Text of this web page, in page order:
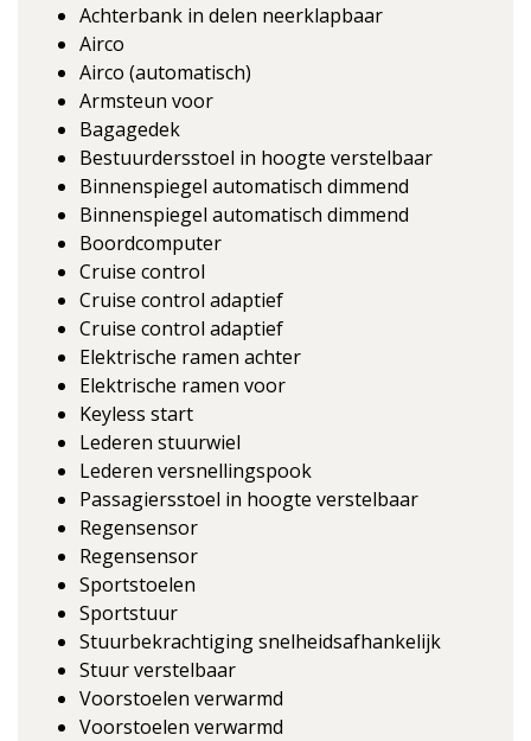
Achterbank in delen neerklapbaar
Airco
Airco (automatisch)
Armsteun voor
Bagagedek
Bestuurdersstoel in hoogte verstelbaar
Binnenspiegel automatisch dimmend
Binnenspiegel automatisch dimmend
Boordcomputer
Cruise control
Cruise control adaptief
Cruise control adaptief
Elektrische ramen achter
Elektrische ramen voor
Keyless start
Lederen stuurwiel
Lederen versnellingspook
Passagiersstoel in hoogte verstelbaar
Regensensor
Regensensor
Sportstoelen
Sportstuur
Stuurbekrachtiging snelheidsafhankelijk
Stuur verstelbaar
Voorstoelen verwarmd
Voorstoelen verwarmd